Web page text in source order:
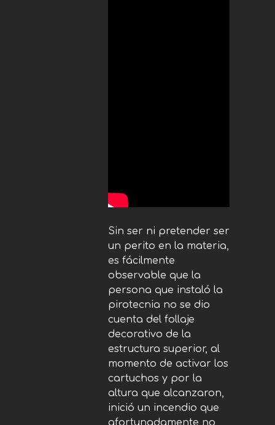
Sin ser ni pretender ser
un perito en la materia,
es fácilmente
observable que la
persona que instaló la
pirotecnia no se dio
cuenta del follaje
decorativo de la
estructura superior, al
momento de activar los
cartuchos y por la
altura que alcanzaron,
inició un incendio que
afortunadamente no